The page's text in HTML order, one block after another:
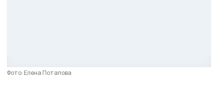
Фото: Елена Потапова